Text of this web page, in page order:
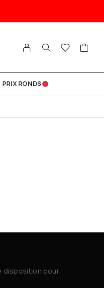
PRIX RONDS
disposition pour